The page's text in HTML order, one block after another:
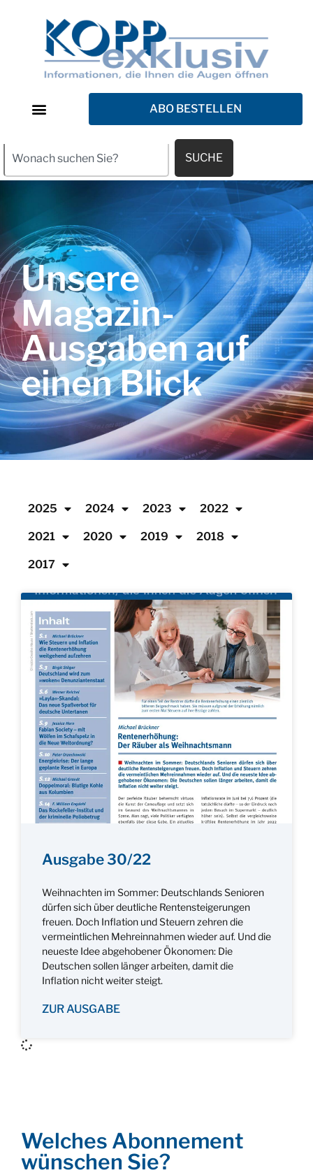
ABO BESTELLEN
SUCHE
Unsere
Magazin-
Ausgaben auf
einen Blick
2025 2024 2023 2022
2021 2020 2019 2018
2017
Ausgabe 30/22
Weihnachten im Sommer: Deutschlands Senioren
dürfen sich über deutliche Rentensteigerungen
freuen. Doch Inflation und Steuern zehren die
vermeintlichen Mehreinnahmen wieder auf. Und die
neueste Idee abgehobener Ökonomen: Die
Deutschen sollen länger arbeiten, damit die
Inflation nicht weiter steigt.
ZUR AUSGABE
Welches Abonnement
wünschen Sie?